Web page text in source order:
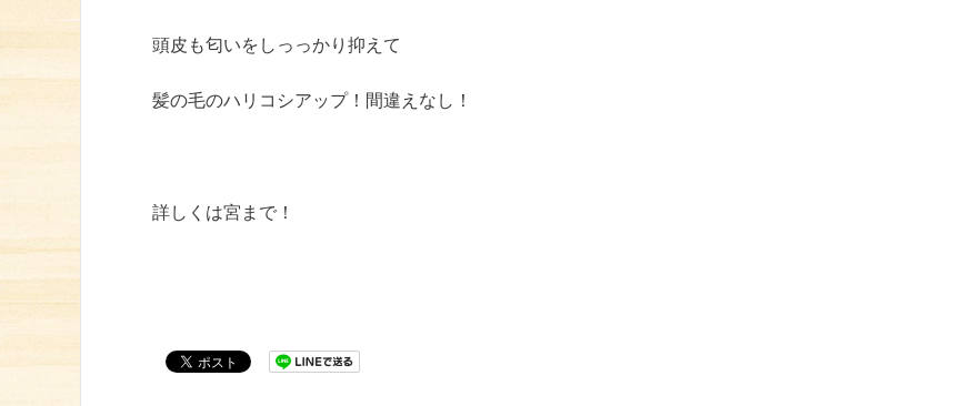
頭皮も匂いをしっっかり抑えて
髪の毛のハリコシアップ！間違えなし！
詳しくは宮まで！